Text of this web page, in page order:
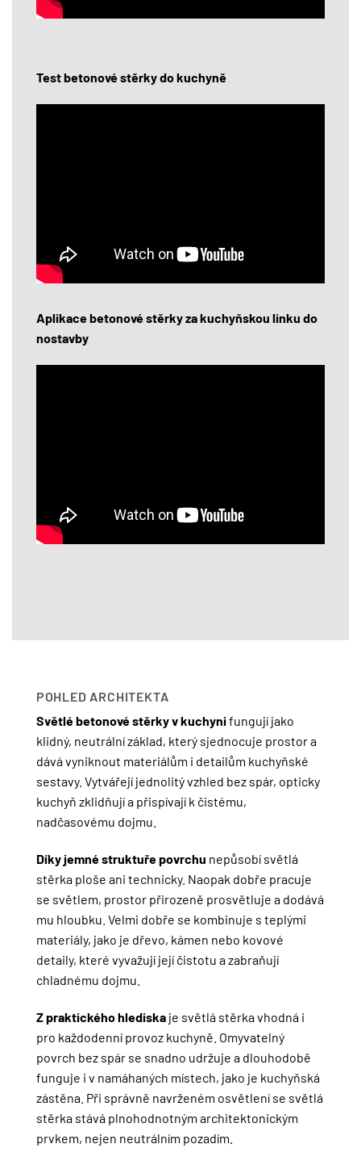
Test betonové stěrky do kuchyně
Aplikace betonové stěrky za kuchyňskou linku do
nostavby
POHLED ARCHITEKTA
Světlé betonové stěrky v kuchynifungují jako
klidný, neutrální základ, který sjednocuje prostor a
dává vyniknout materiálům i detailům kuchyňské
sestavy. Vytvářejí jednolitý vzhled bez spár, opticky
kuchyň zklidňují a přispívají k čistému,
nadčasovému dojmu.
Díky jemné struktuře povrchu nepůsobí světlá
stěrka ploše ani technicky. Naopak dobře pracuje
se světlem, prostor přirozeně prosvětluje a dodává
mu hloubku. Velmi dobře se kombinuje s teplými
materiály, jako je dřevo, kámen nebo kovové
detaily, které vyvažují její čistotu a zabraňují
chladnému dojmu.
Z praktického hlediska je světlá stěrka vhodná i
pro každodenní provoz kuchyně. Omyvatelný
povrch bez spár se snadno udržuje a dlouhodobě
funguje i v namáhaných místech, jako je kuchyňská
zástěna. Při správně navrženém osvětlení se světlá
stěrka stává plnohodnotným architektonickým
prvkem, nejen neutrálním pozadím.